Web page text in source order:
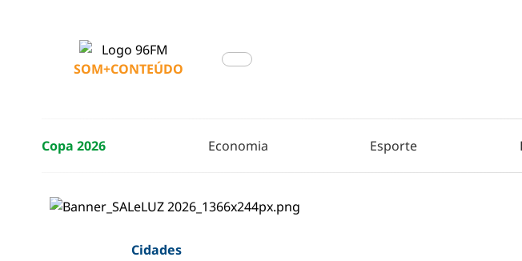
SOM+CONTEÚDO
Copa 2026 Economia Esporte
Cidades